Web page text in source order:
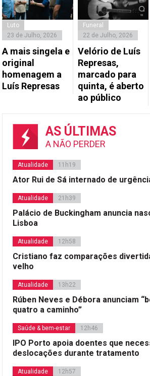
Luto
23 de Julho, 2026
A mais singela e
original
homenagem a
Luís Represas
Funeral
22 de Julho, 2026
Velório de Luís
Represas,
marcado para
quinta, é aberto
ao público
AS ÚLTIMAS
A NÃO PERDER
Atualidade 11h19
Ator Rui de Sá internado de
Atualidade 21h39
Palácio de Buckingham anuncia
Lisboa
Atualidade 12h58
Cristiano faz comparações
velho
Atualidade 13h22
Rúben Neves e Débora anunciam
quatro a caminho”
Saúde & bem-estar 12h46
IPO Porto apoia doentes que
deslocações durante tratamento
Atualidade 12h57